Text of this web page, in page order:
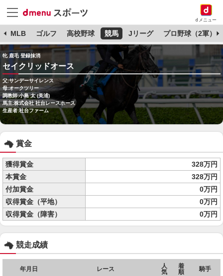
dメニュー
MLB ゴルフ 高校野球 競馬 Jリーグ プロ野球（2軍）
牝 鹿毛 登録抹消
セイクリッドオース
父:サンデーサイレンス
母:オークツリー
調教師:小島 太 (美浦)
馬主:株式会社 社台レースホース
生産者:社台ファーム
賞金
獲得賞金
328万円
本賞金
328万円
付加賞金
0万円
収得賞金（平地）
0万円
収得賞金（障害）
0万円
競走成績
年月日 レース
人
気
着
順
騎手